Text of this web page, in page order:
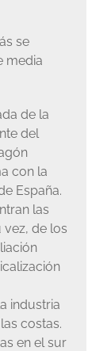
se
media
de la
del
con la
España.
las
vez, de los
industria
costas.
en el sur